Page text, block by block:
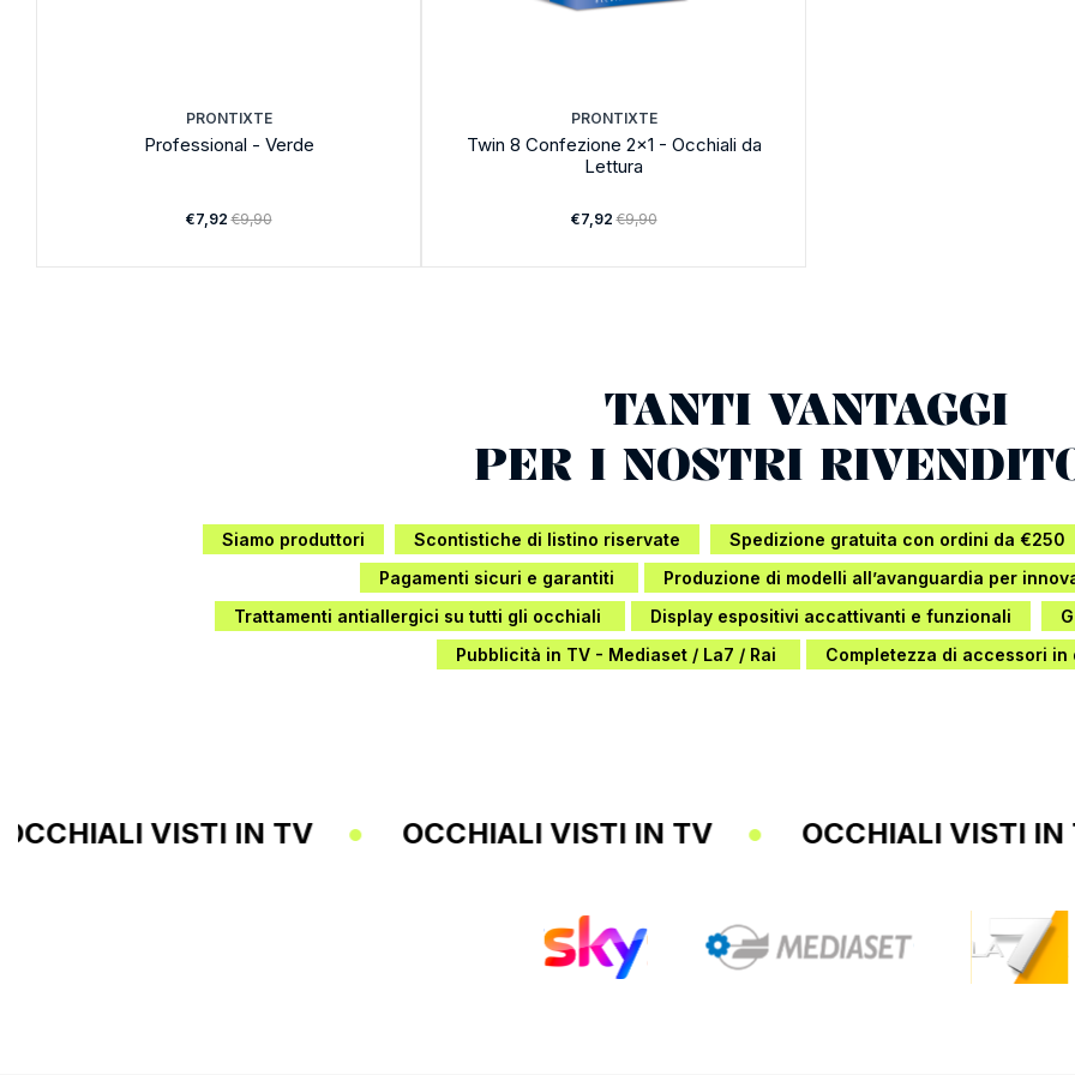
PRONTIXTE
Professional - Verde
€7,92€9,90
PRONTIXTE
Twin 8 Confezione 2x1 - Occhiali da
Lettura
€7,92€9,90
TANTI VANTAGGI
PER I NOSTRI
Siamo produttori Scontistiche di listino riservate
Spedizione gratuita con ordini da €250
Pagamenti sicuri e garantiti
Produzione di modelli all’avanguardia per
Trattamenti antiallergici su tutti gli occhiali
Display espositivi accattivanti e funzionali
Pubblicità in TV - Mediaset / La7 / Rai
Completezza di accessori in
TV OCCHIALI VISTI IN TV OCCHIALI VISTI IN TV